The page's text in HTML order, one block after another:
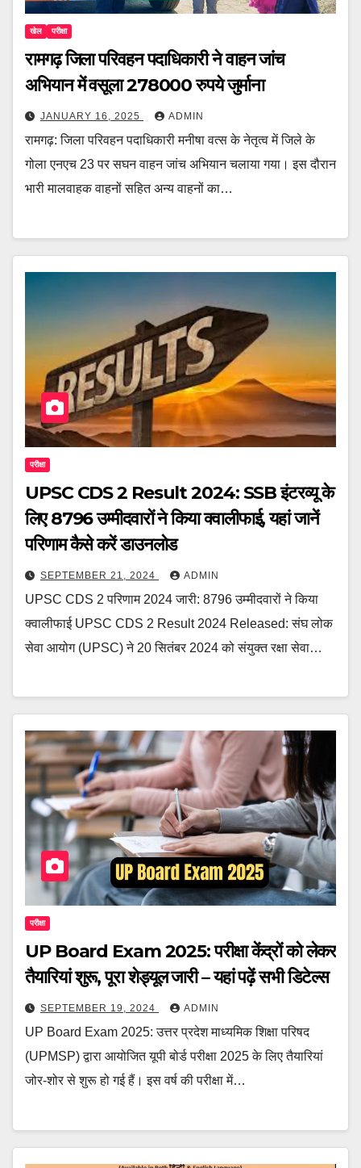
खेल परीक्षा
रामगढ़ जिला परिवहन पदाधिकारी ने वाहन जांच
अभियान में वसूला 278000 रुपये जुर्माना
JANUARY 16, 2025 ADMIN
रामगढ़: जिला परिवहन पदाधिकारी मनीषा वत्स के नेतृत्व में जिले के
गोला एनएच 23 पर सघन वाहन जांच अभियान चलाया गया। इस दौरान
भारी मालवाहक वाहनों सहित अन्य वाहनों का…
परीक्षा
UPSC CDS 2 Result 2024: SSB इंटरव्यू के
लिए 8796 उम्मीदवारों ने किया क्वालीफाई, यहां जानें
परिणाम कैसे करें डाउनलोड
SEPTEMBER 21, 2024 ADMIN
UPSC CDS 2 परिणाम 2024 जारी: 8796 उम्मीदवारों ने किया
क्वालीफाई UPSC CDS 2 Result 2024 Released: संघ लोक
सेवा आयोग (UPSC) ने 20 सितंबर 2024 को संयुक्त रक्षा सेवा…
परीक्षा
UP Board Exam 2025: परीक्षा केंद्रों को लेकर
तैयारियां शुरू, पूरा शेड्यूल जारी – यहां पढ़ें सभी डिटेल्स
SEPTEMBER 19, 2024 ADMIN
UP Board Exam 2025: उत्तर प्रदेश माध्यमिक शिक्षा परिषद
(UPMSP) द्वारा आयोजित यूपी बोर्ड परीक्षा 2025 के लिए तैयारियां
जोर-शोर से शुरू हो गई हैं। इस वर्ष की परीक्षा में…